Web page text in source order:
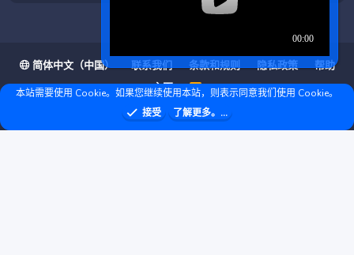
简体中文（中国） 联系我们 条款和规则 隐私政策
帮助
主页
R
S
S
❤ © Copyright 2020–2026 基岩科技 版权所有 |Microsoft Marketplace
本站需要使用 Cookie。如果您继续使用本站，则表示同意我们使用 Cookie。
接受
了解更多。...